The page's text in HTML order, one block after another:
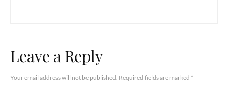
Leave a Reply
Your email address will not be published. Required fields are marked *